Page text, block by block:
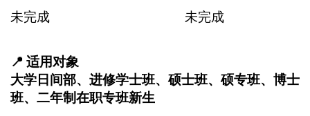
未完成 未完成
📍 适用对象
大学日间部、进修学士班、硕士班、硕专班、博士
班、二年制在职专班新生